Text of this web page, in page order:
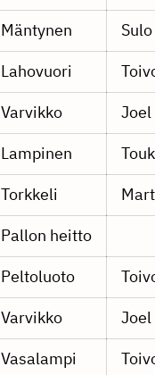
Mäntynen
Sulo
Lahovuori
Varvikko
Joel
Lampinen
Torkkeli
Pallon heitto
Peltoluoto
Varvikko
Joel
Vasalampi